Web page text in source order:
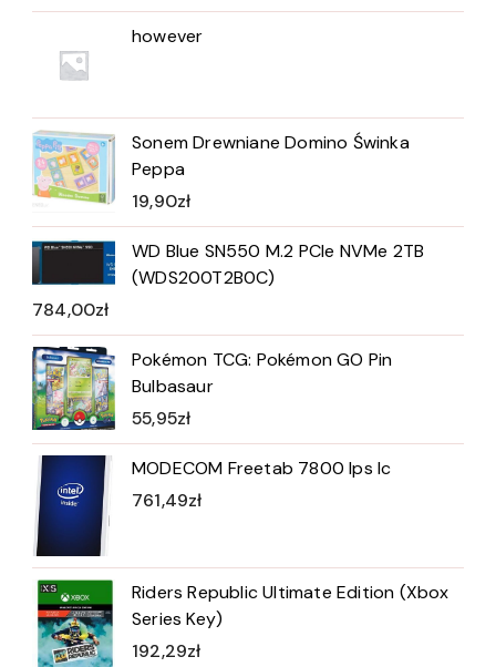
however
Sonem Drewniane Domino Świnka
Peppa
19,90zł
WD Blue SN550 M.2 PCIe NVMe 2TB
(WDS200T2B0C)
784,00zł
Pokémon TCG: Pokémon GO Pin
Bulbasaur
55,95zł
MODECOM Freetab 7800 Ips Ic
761,49zł
Riders Republic Ultimate Edition (Xbox
Series Key)
192,29zł